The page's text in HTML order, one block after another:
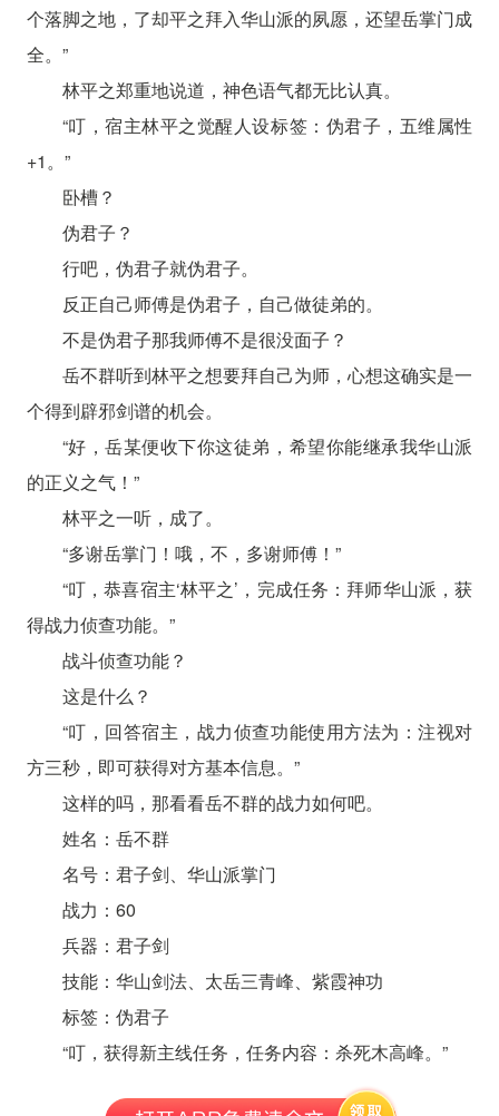
个落脚之地，了却平之拜入华山派的夙愿，还望岳掌门成
全。”
林平之郑重地说道，神色语气都无比认真。
“叮，宿主林平之觉醒人设标签：伪君子，五维属性
+1。”
卧槽？
伪君子？
行吧，伪君子就伪君子。
反正自己师傅是伪君子，自己做徒弟的。
不是伪君子那我师傅不是很没面子？
岳不群听到林平之想要拜自己为师，心想这确实是一
个得到辟邪剑谱的机会。
“好，岳某便收下你这徒弟，希望你能继承我华山派
的正义之气！”
林平之一听，成了。
“多谢岳掌门！哦，不，多谢师傅！”
“叮，恭喜宿主‘林平之’，完成任务：拜师华山派，获
得战力侦查功能。”
战斗侦查功能？
这是什么？
“叮，回答宿主，战力侦查功能使用方法为：注视对
方三秒，即可获得对方基本信息。”
这样的吗，那看看岳不群的战力如何吧。
姓名：岳不群
名号：君子剑、华山派掌门
战力：60
兵器：君子剑
技能：华山剑法、太岳三青峰、紫霞神功
标签：伪君子
“叮，获得新主线任务，任务内容：杀死木高峰。”